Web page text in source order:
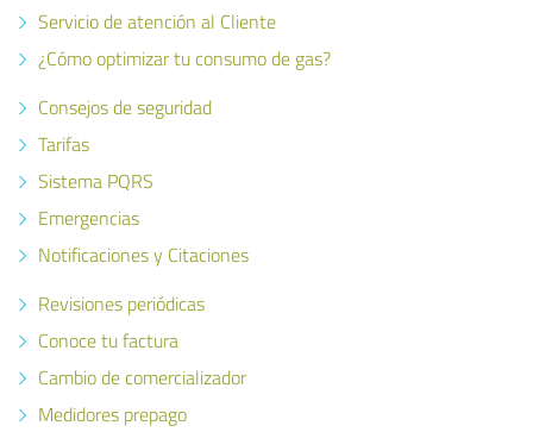
Servicio de atención al Cliente
¿Cómo optimizar tu consumo de gas?
Consejos de seguridad
Tarifas
Sistema PQRS
Emergencias
Notificaciones y Citaciones
Revisiones periódicas
Conoce tu factura
Cambio de comercializador
Medidores prepago